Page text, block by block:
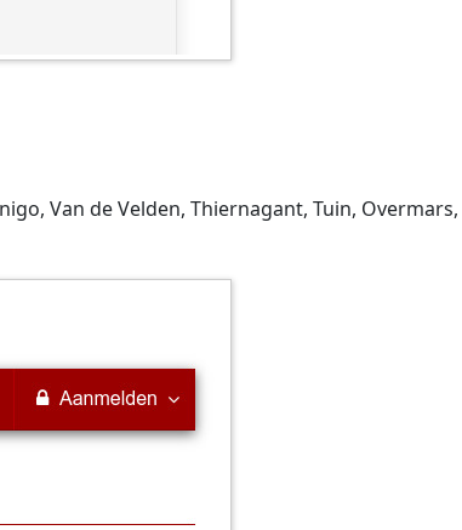
Van de Velden, Thiernagant, Tuin,